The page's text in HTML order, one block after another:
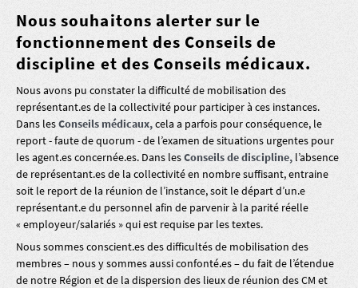
Nous souhaitons alerter sur le
fonctionnement des Conseils de
discipline et des Conseils médicaux.
Nous avons pu constater la difficulté de mobilisation des
représentant.es de la collectivité pour participer à ces instances.
Dans lesConseils médicaux,cela a parfois pour conséquence, le
report - faute de quorum - de l’examen de situations urgentes pour
les agent.es concernée.es. Dans lesConseils de discipline, l’absence
de représentant.es de la collectivité en nombre suffisant, entraine
soit le report de la réunion de l’instance, soit le départ d’un.e
représentant.e du personnel afin de parvenir à la parité réelle
« employeur/salariés » qui est requise par les textes.
Nous sommes conscient.es des difficultés de mobilisation des
membres – nous y sommes aussi confonté.es – du fait de l’étendue
de notre Région et de la dispersion des lieux de réunion des CM et